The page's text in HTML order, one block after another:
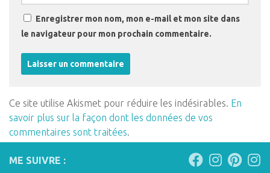
Enregistrer mon nom, mon e-mail et mon site dans
le navigateur pour mon prochain commentaire.
Ce site utilise Akismet pour réduire les indésirables. En
savoir plus sur la façon dont les données de vos
commentaires sont traitées.
ME SUIVRE :